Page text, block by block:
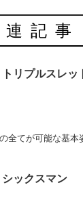
連記事
トリプルスレッ
全てが可能な基本
シックスマン